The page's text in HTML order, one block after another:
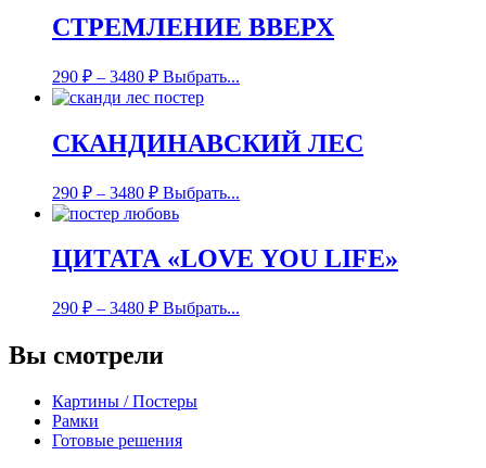
СТРЕМЛЕНИЕ ВВЕРХ
290 ₽ – 3480 ₽ Выбрать...
СКАНДИНАВСКИЙ ЛЕС
290 ₽ – 3480 ₽ Выбрать...
ЦИТАТА «LOVE YOU LIFE»
290 ₽ – 3480 ₽ Выбрать...
Вы смотрели
Картины / Постеры
Рамки
Готовые решения